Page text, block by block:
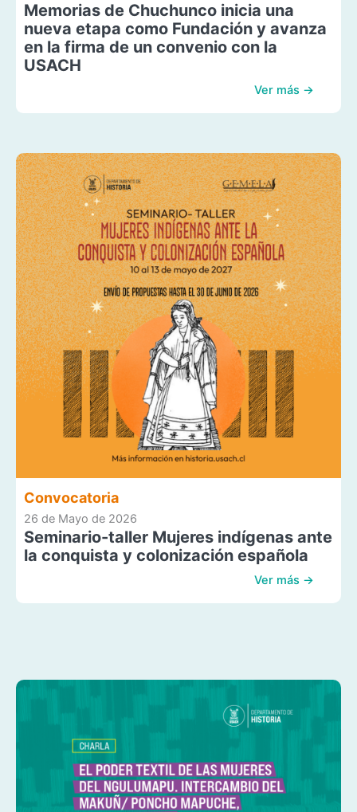
Memorias de Chuchunco inicia una
nueva etapa como Fundación y avanza
en la firma de un convenio con la
USACH
Ver más →
Convocatoria
26 de Mayo de 2026
Seminario-taller Mujeres indígenas ante
la conquista y colonización española
Ver más →